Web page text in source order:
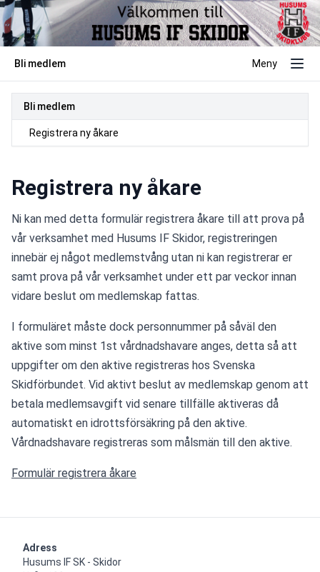
Bli medlem Meny
Bli medlem
Registrera ny åkare
Registrera ny åkare
Ni kan med detta formulär registrera åkare till att prova på
vår verksamhet med Husums IF Skidor, registreringen
innebär ej något medlemstvång utan ni kan registrerar er
samt prova på vår verksamhet under ett par veckor innan
vidare beslut om medlemskap fattas.
I formuläret måste dock personnummer på såväl den
aktive som minst 1st vårdnadshavare anges, detta så att
uppgifter om den aktive registreras hos Svenska
Skidförbundet. Vid aktivt beslut av medlemskap genom att
betala medlemsavgift vid senare tillfälle aktiveras då
automatiskt en idrottsförsäkring på den aktive.
Vårdnadshavare registreras som målsmän till den aktive.
Formulär registrera åkare
Adress
Husums IF SK - Skidor